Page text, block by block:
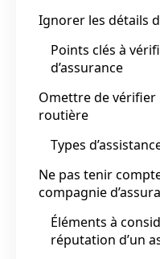
Ignorer les détails
Points clés à
d’assurance
Omettre de vérifier
routière
Types
Ne pas tenir
compagnie
Éléments à
réputation d’un